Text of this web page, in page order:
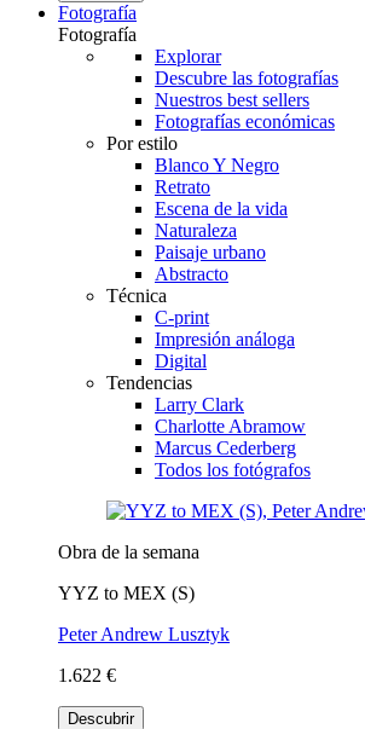
Fotografía
Fotografía
Explorar
Descubre las fotografías
Nuestros best sellers
Fotografías económicas
Por estilo
Blanco Y Negro
Retrato
Escena de la vida
Naturaleza
Paisaje urbano
Abstracto
Técnica
C-print
Impresión análoga
Digital
Tendencias
Larry Clark
Charlotte Abramow
Marcus Cederberg
Todos los fotógrafos
Obra de la semana
YYZ to MEX (S)
Peter Andrew Lusztyk
1.622 €
Descubrir